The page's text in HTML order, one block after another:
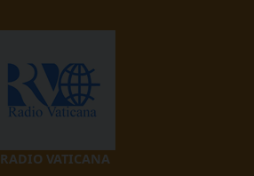
RADIO VATICANA